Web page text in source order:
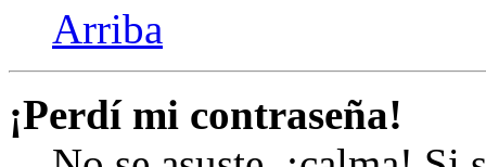
Arriba
¡Perdí mi contraseña!